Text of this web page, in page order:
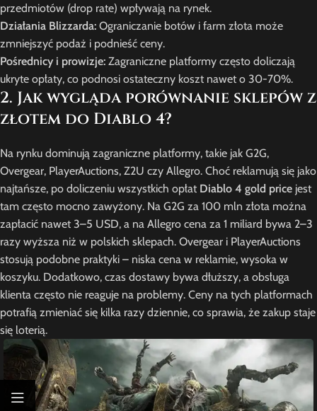
przedmiotów (drop rate) wpływają na rynek.
Działania Blizzarda: Ograniczanie botów i farm złota może
zmniejszyć podaż i podnieść ceny.
Pośrednicy i prowizje: Zagraniczne platformy często doliczają
ukryte opłaty, co podnosi ostateczny koszt nawet o 30-70%.
2. Jak wygląda porównanie sklepów z
złotem do Diablo 4?
Na rynku dominują zagraniczne platformy, takie jak G2G,
Overgear, PlayerAuctions, Z2U czy Allegro. Choć reklamują się jako
najtańsze, po doliczeniu wszystkich opłat Diablo 4 gold price jest
tam często mocno zawyżony. Na G2G za 100 mln złota można
zapłacić nawet 3–5 USD, a na Allegro cena za 1 miliard bywa 2–3
razy wyższa niż w polskich sklepach. Overgear i PlayerAuctions
stosują podobne praktyki – niska cena w reklamie, wysoka w
koszyku. Dodatkowo, czas dostawy bywa dłuższy, a obsługa
klienta często nie reaguje na problemy. Ceny na tych platformach
potrafią zmieniać się kilka razy dziennie, co sprawia, że zakup staje
się loterią.